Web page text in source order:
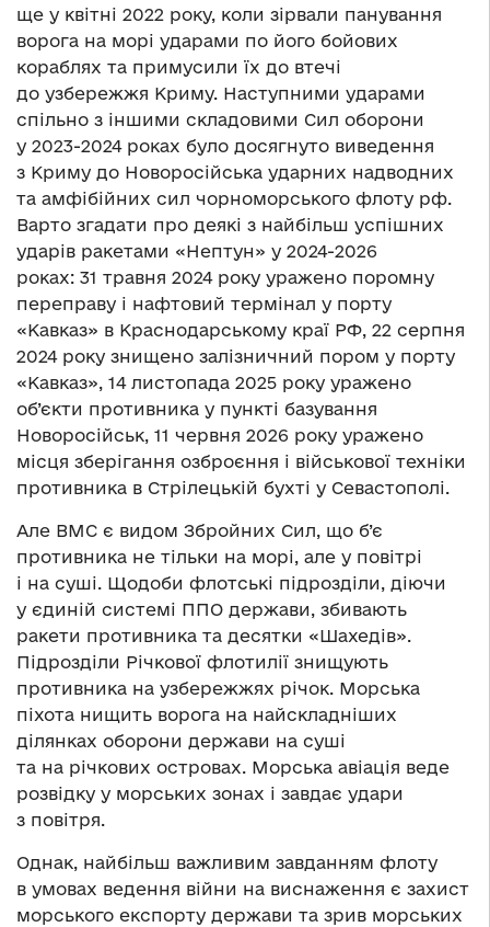
ще у квітні 2022 року, коли зірвали панування
ворога на морі ударами по його бойових
кораблях та примусили їх до втечі
до узбережжя Криму. Наступними ударами
спільно з іншими складовими Сил оборони
у 2023-2024 роках було досягнуто виведення
з Криму до Новоросійська ударних надводних
та амфібійних сил чорноморського флоту рф.
Варто згадати про деякі з найбільш успішних
ударів ракетами «Нептун» у 2024-2026
роках: 31 травня 2024 року уражено поромну
переправу і нафтовий термінал у порту
«Кавказ» в Краснодарському краї РФ, 22 серпня
2024 року знищено залізничний пором у порту
«Кавказ», 14 листопада 2025 року уражено
об’єкти противника у пункті базування
Новоросійськ, 11 червня 2026 року уражено
місця зберігання озброєння і військової техніки
противника в Стрілецькій бухті у Севастополі.
Але ВМС є видом Збройних Сил, що б’є
противника не тільки на морі, але у повітрі
і на суші. Щодоби флотські підрозділи, діючи
у єдиній системі ППО держави, збивають
ракети противника та десятки «Шахедів».
Підрозділи Річкової флотилії знищують
противника на узбережжях річок. Морська
піхота нищить ворога на найскладніших
ділянках оборони держави на суші
та на річкових островах. Морська авіація веде
розвідку у морських зонах і завдає удари
з повітря.
Однак, найбільш важливим завданням флоту
в умовах ведення війни на виснаження є захист
морського експорту держави та зрив морських